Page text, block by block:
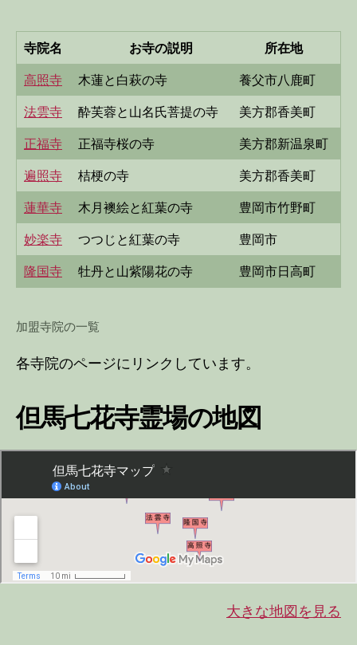
寺院名 お寺の説明
所在地
高照寺
木蓮と白萩の寺
養父市八鹿町
法雲寺
酔芙蓉と山名氏菩提の寺
美方郡香美町
正福寺
正福寺桜の寺
美方郡新温泉町
遍照寺
桔梗の寺
美方郡香美町
蓮華寺
木月襖絵と紅葉の寺
豊岡市竹野町
妙楽寺
つつじと紅葉の寺
豊岡市
隆国寺
牡丹と山紫陽花の寺 豊岡市日高町
加盟寺院の一覧
各寺院のページにリンクしています。
但馬七花寺霊場の地図
大きな地図を見る